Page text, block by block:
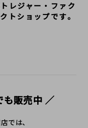
レジャー・ファク
トショップです。
も販売中 ／
では、